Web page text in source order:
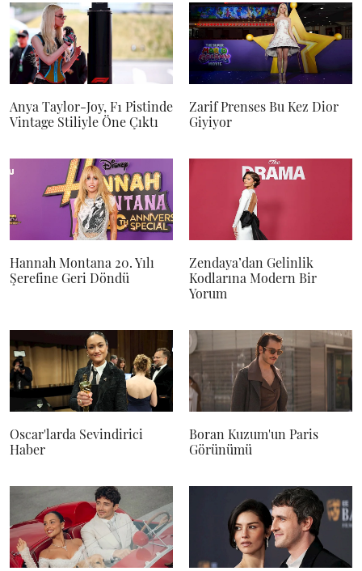
Anya Taylor-Joy, F1 Pistinde
Vintage Stiliyle Öne Çıktı
Zarif Prenses Bu Kez Dior
Giyiyor
Hannah Montana 20. Yılı
Şerefine Geri Döndü
Zendaya’dan Gelinlik
Kodlarına Modern Bir
Yorum
Oscar'larda Sevindirici
Haber
Boran Kuzum'un Paris
Görünümü